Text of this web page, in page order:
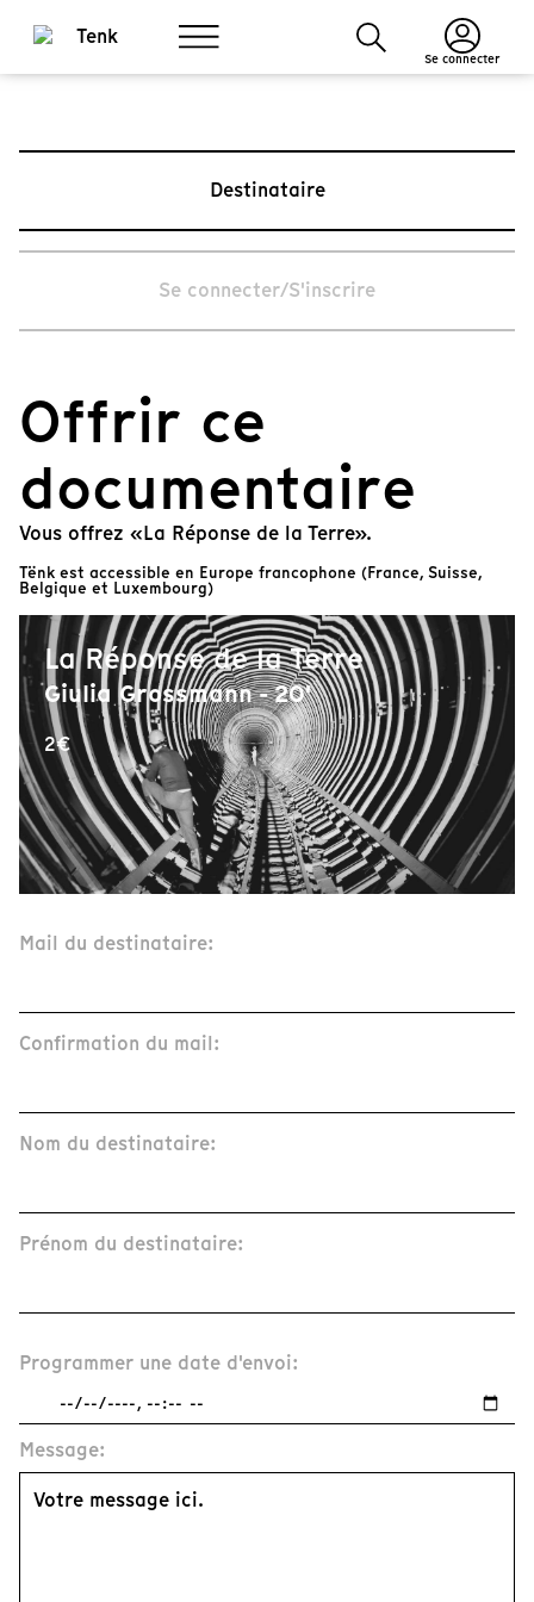
Se connecter
Destinataire
Se connecter/S'inscrire
Offrir ce
documentaire
Vous offrez «La Réponse de la Terre».
Tënk est accessible en Europe francophone (France, Suisse,
Belgique et Luxembourg)
La Réponse de la Terre
Giulia Grossmann - 20'
2€
Mail du destinataire:
Confirmation du mail:
Nom du destinataire:
Prénom du destinataire:
Programmer une date d'envoi:
Message: